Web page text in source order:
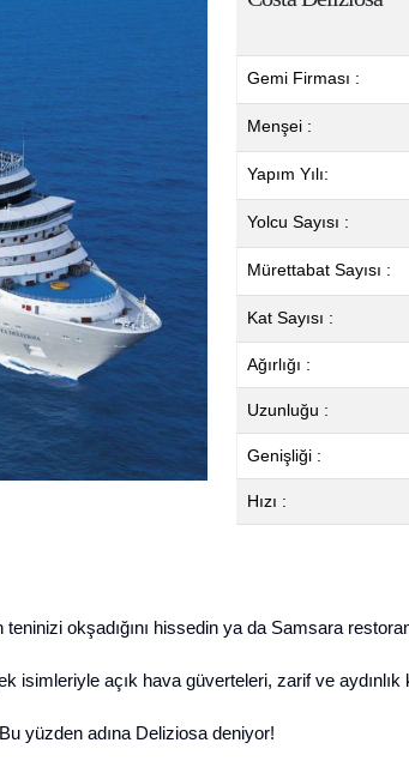
Gemi Firması :
Menşei :
Yapım Yılı:
Yolcu Sayısı :
Mürettabat Sayısı :
Kat Sayısı :
Ağırlığı :
Uzunluğu :
Genişliği :
Hızı :
teninizi okşadığını hissedin ya da Samsara
isimleriyle açık hava güverteleri, zarif ve aydınlık
yüzden adına Deliziosa deniyor!